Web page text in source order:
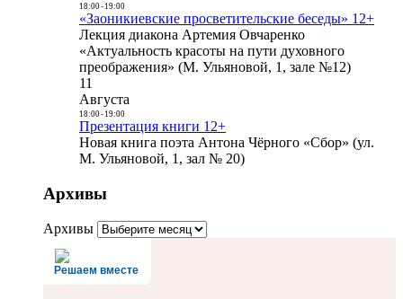
18:00- 19:00
«Заоникиевские просветительские беседы» 12+
Лекция диакона Артемия Овчаренко
«Актуальность красоты на пути духовного
преображения» (М. Ульяновой, 1, зале №12)
11
Августа
18:00- 19:00
Презентация книги 12+
Новая книга поэта Антона Чёрного «Сбор» (ул.
М. Ульяновой, 1, зал № 20)
Архивы
Архивы
Решаем вместе